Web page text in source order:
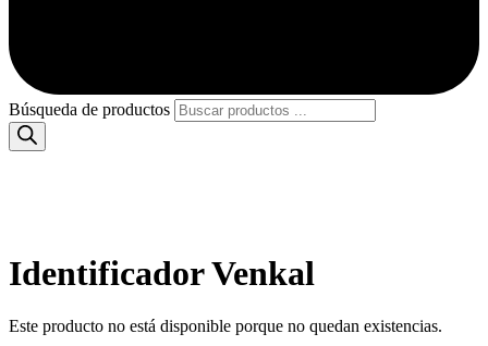
Búsqueda de productos
Identificador Venkal
Este producto no está disponible porque no quedan existencias.